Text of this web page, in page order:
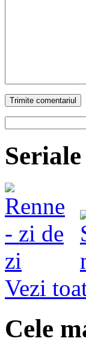
Trimite comentariul
Seriale
Vezi
Cele